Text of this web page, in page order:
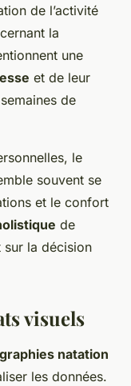
de l’activité
la
une
et de leur
de
le
souvent se
et le confort
de
sur la décision
visuels
natation
les données.